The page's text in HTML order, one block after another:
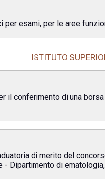
esami, per le aree
ISTITUTO
il conferimento di una
di merito del
Dipartimento di